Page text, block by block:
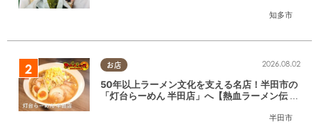
知多市
お店
半田市
2026.08.02
50年以上ラーメン文化を支える名店！半田市の
「灯台らーめん 半田店」へ【熱血ラーメン伝 8